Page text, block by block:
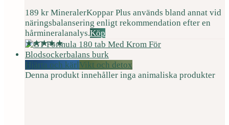
189 kr MineralerKoppar Plus används bland annat vid
näringsbalansering enligt rekommendation efter en
hårmineralanalys.Köp
Hjärta och kärlVikt och detox
Denna produkt innehåller inga animaliska produkter